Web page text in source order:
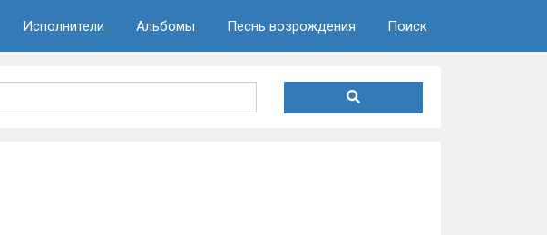
Исполнители Альбомы Песнь возрождения Поиск